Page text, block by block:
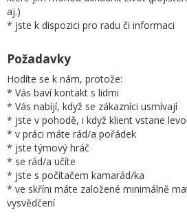
aj.)
* jste k dispozici pro radu či informaci
Požadavky
Hodíte se k nám, protože:
* Vás baví kontakt s lidmi
* Vás nabíjí, když se zákazníci usmívají
* jste v pohodě, i když klient vstane
* v práci máte rád/a pořádek
* jste týmový hráč
* se rád/a učíte
* jste s počítačem kamarád/ka
* ve skříni máte založené minimálně
vysvědčení